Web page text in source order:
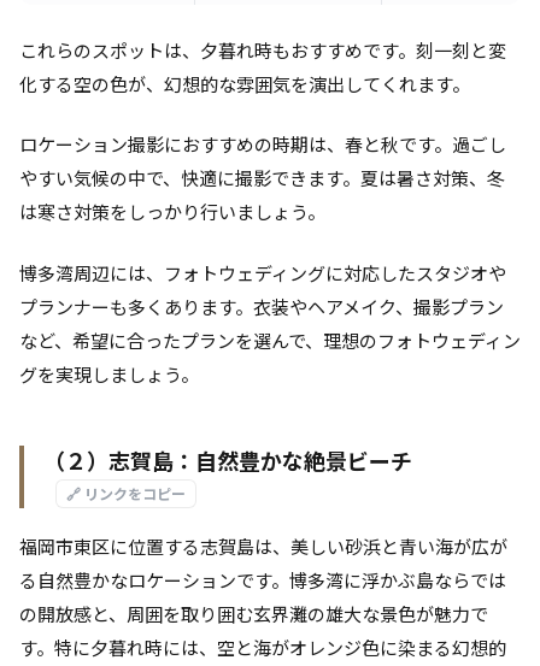
これらのスポットは、夕暮れ時もおすすめです。刻一刻と変
化する空の色が、幻想的な雰囲気を演出してくれます。
ロケーション撮影におすすめの時期は、春と秋です。過ごし
やすい気候の中で、快適に撮影できます。夏は暑さ対策、冬
は寒さ対策をしっかり行いましょう。
博多湾周辺には、フォトウェディングに対応したスタジオや
プランナーも多くあります。衣装やヘアメイク、撮影プラン
など、希望に合ったプランを選んで、理想のフォトウェディン
グを実現しましょう。
（２）志賀島：自然豊かな絶景ビーチ
🔗 リンクをコピー
福岡市東区に位置する志賀島は、美しい砂浜と青い海が広が
る自然豊かなロケーションです。博多湾に浮かぶ島ならでは
の開放感と、周囲を取り囲む玄界灘の雄大な景色が魅力で
す。特に夕暮れ時には、空と海がオレンジ色に染まる幻想的